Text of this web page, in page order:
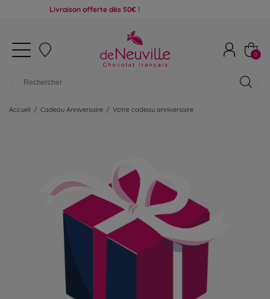
Livraison offerte dès 50€ !
0
Accueil / Cadeau Anniversaire / Votre cadeau anniversaire